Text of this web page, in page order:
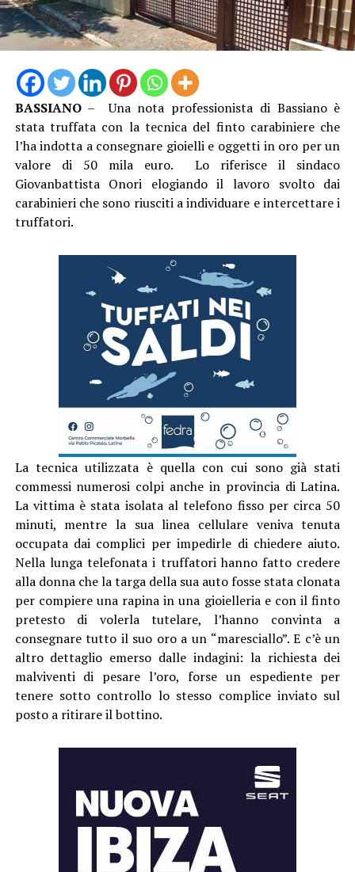
BASSIANO– Una nota professionista di Bassiano è
stata truffata con la tecnica del finto carabiniere che
l’ha indotta a consegnare gioielli e oggetti in oro per un
valore di 50 mila euro. Lo riferisce il sindaco
Giovanbattista Onori elogiando il lavoro svolto dai
carabinieri che sono riusciti a individuare e intercettare i
truffatori.
La tecnica utilizzata è quella con cui sono già stati
commessi numerosi colpi anche in provincia di Latina.
La vittima è stata isolata al telefono fisso per circa 50
minuti, mentre la sua linea cellulare veniva tenuta
occupata dai complici per impedirle di chiedere aiuto.
Nella lunga telefonata i truffatori hanno fatto credere
alla donna che la targa della sua auto fosse stata clonata
per compiere una rapina in una gioielleria e con il finto
pretesto di volerla tutelare, l’hanno convinta a
consegnare tutto il suo oro a un “maresciallo”. E c’è un
altro dettaglio emerso dalle indagini: la richiesta dei
malviventi di pesare l’oro, forse un espediente per
tenere sotto controllo lo stesso complice inviato sul
posto a ritirare il bottino.